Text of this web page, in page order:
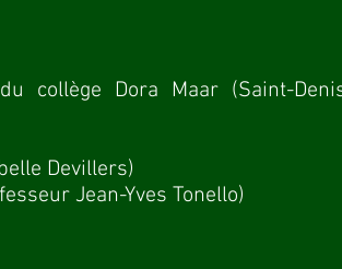
collège Dora Maar (Saint-
Devillers)
Jean-Yves Tonello)